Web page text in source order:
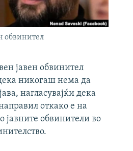
обвинител
јавен обвинител
никогаш нема да
нагласувајќи дека
откако е на
јавните обвинители во